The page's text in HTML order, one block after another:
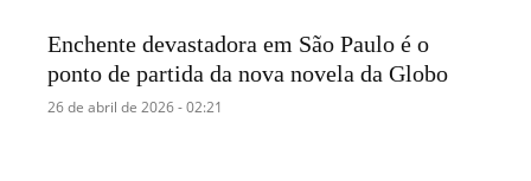
Enchente devastadora em São Paulo é o
ponto de partida da nova novela da Globo
26 de abril de 2026 - 02:21